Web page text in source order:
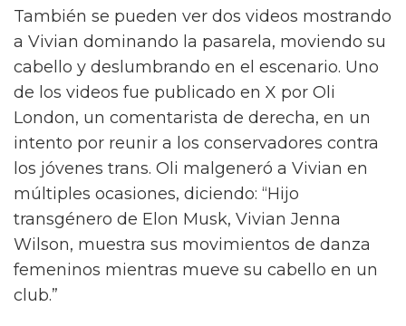
También se pueden ver dos videos mostrando
a Vivian dominando la pasarela, moviendo su
cabello y deslumbrando en el escenario. Uno
de los videos fue publicado en X por Oli
London, un comentarista de derecha, en un
intento por reunir a los conservadores contra
los jóvenes trans. Oli malgeneró a Vivian en
múltiples ocasiones, diciendo: “Hijo
transgénero de Elon Musk, Vivian Jenna
Wilson, muestra sus movimientos de danza
femeninos mientras mueve su cabello en un
club.”